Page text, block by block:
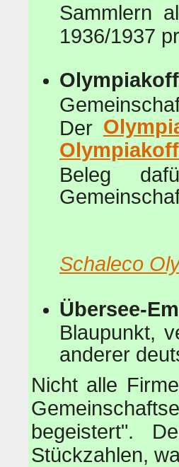
Sammlern
1936/1937
Der
Beleg
Schaleco
Übersee-
Blaupunkt,
anderer
Nicht alle
begeistert".
Stückzahlen,